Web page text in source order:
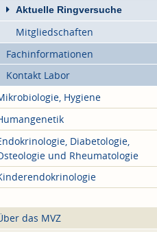
Aktuelle Ringversuche
Mitgliedschaften
Fachinformationen
Kontakt Labor
Hygiene
Diabetologie,
und Rheumatologie
das MVZ